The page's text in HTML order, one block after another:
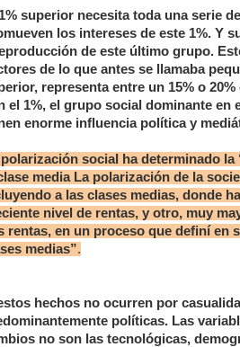
superior necesita toda una serie
los intereses de este 1%. Y
de este último grupo.
de lo que antes se llamaba
representa entre un 15% o
el 1%, el grupo social dominante en
enorme influencia política y
polarización social ha determinado
media La polarización de la
a las clases medias, donde
nivel de rentas, y otro, muy
rentas, en un proceso que definí en
medias”.
hechos no ocurren por
políticas. Las
no son las tecnológicas,